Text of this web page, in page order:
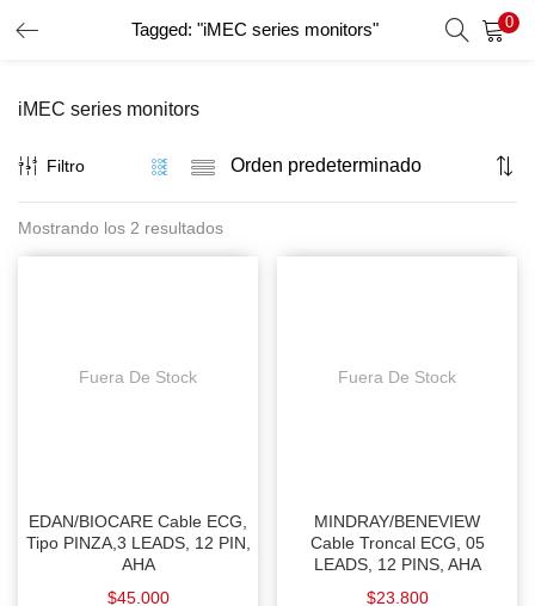
Tagged: "iMEC series monitors" 0
INICIO DE SESIÓN REGISTRO
Introduzca su nombre de usuario y contraseña para iniciar
Recordar Datos
Recuperar Contraseña
iMEC series monitors
Filtro
Mostrando los 2 resultados
Fuera De Stock
EDAN/BIOCARE Cable ECG,
Tipo PINZA,3 LEADS, 12 PIN,
AHA
$45.000
Fuera De Stock
MINDRAY/BENEVIEW
Cable Troncal ECG, 05
LEADS, 12 PINS, AHA
$23.800